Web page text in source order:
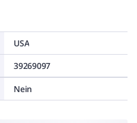
USA
39269097
Nein